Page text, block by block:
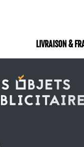
LIVRAISON &